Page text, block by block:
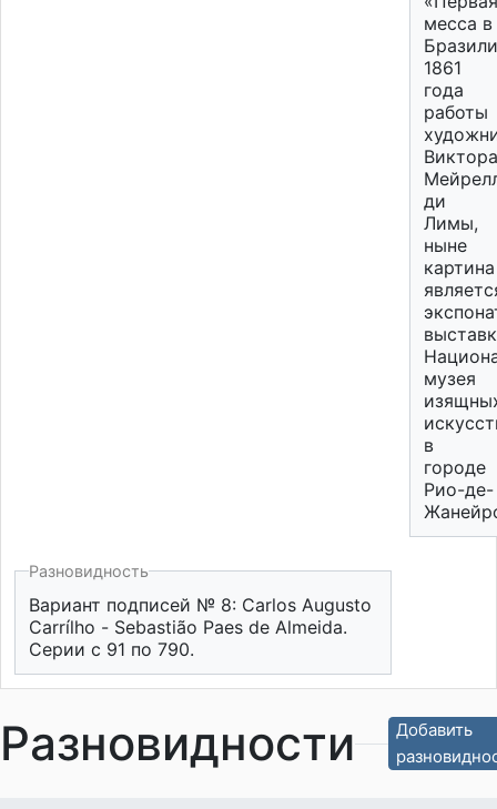
месса в
1861
года
работы
Виктора
ди
Лимы,
ныне
картина
музея
в
городе
Рио-де-
Разновидность
Вариант подписей № 8: Carlos Augusto
Carrílho - Sebastião Paes de Almeida.
Серии с 91 по 790.
Разновидности
Добавить